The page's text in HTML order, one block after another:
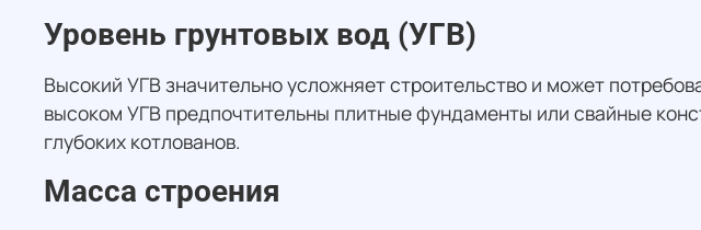
Уровень грунтовых вод (УГВ)
Высокий УГВ значительно усложняет строительство и может
высоком УГВ предпочтительны плитные фундаменты или свайные
глубоких котлованов.
Масса строения